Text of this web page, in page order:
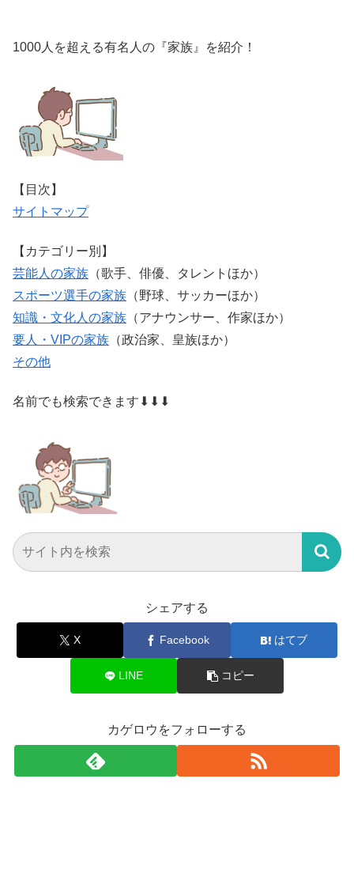
1000人を超える有名人の『家族』を紹介！
【目次】
サイトマップ
【カテゴリー別】
芸能人の家族 （歌手、俳優、タレントほか）
スポーツ選手の家族 （野球、サッカーほか）
知識・文化人の家族 （アナウンサー、作家ほか）
要人・VIPの家族 （政治家、皇族ほか）
その他
名前でも検索できます⬇⬇⬇
シェアする
X Facebook はてブ
LINE コピー
カゲロウをフォローする